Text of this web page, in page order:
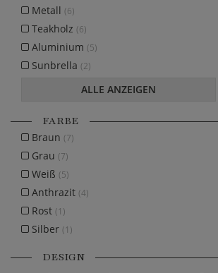
Metall (6)
Teakholz (6)
Aluminium (5)
Sunbrella (2)
ALLE ANZEIGEN
FARBE
Braun (7)
Grau (7)
Weiß (5)
Anthrazit (4)
Rost (1)
Silber (1)
DESIGN